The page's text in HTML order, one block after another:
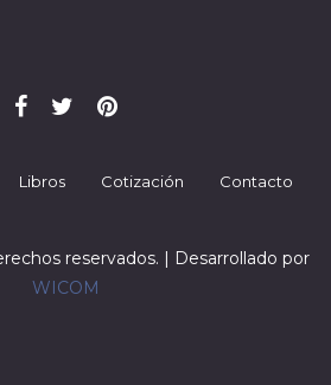
Libros Cotización Contacto
reservados. | Desarrollado por
WICOM